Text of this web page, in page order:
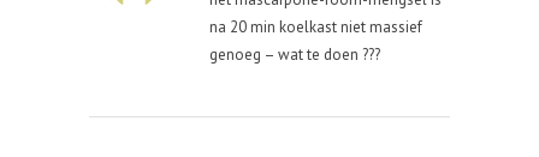
na 20 min koelkast niet massief
genoeg – wat te doen ???